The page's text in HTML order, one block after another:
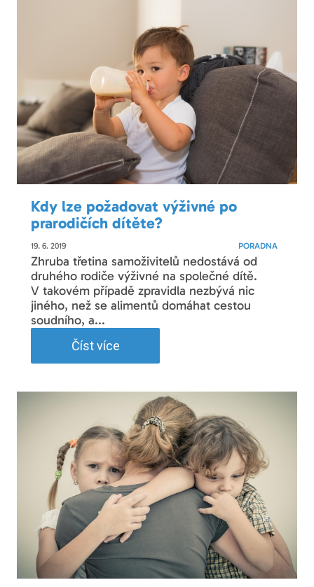
Kdy lze požadovat výživné po
prarodičích dítěte?
19. 6. 2019 PORADNA
Zhruba třetina samoživitelů nedostává od
druhého rodiče výživné na společné dítě.
V takovém případě zpravidla nezbývá nic
jiného, než se alimentů domáhat cestou
soudního, a...
Číst více